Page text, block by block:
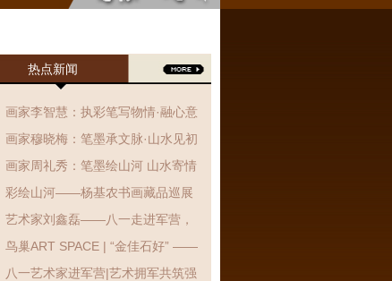
热点新闻
画家李智慧：执彩笔写物情·融心意
于丹青，国画作品赏析
画家穆晓梅：笔墨承文脉·山水见初
心、国画作品赏析
画家周礼秀：笔墨绘山河 山水寄情
怀
彩绘山河——杨基农书画藏品巡展
艺术家刘鑫磊——八一走进军营，
翰墨抒拥军情·丹青致敬子弟兵
鸟巢ART SPACE | “金佳石好” ——
金石拓片艺术展展览现场!
八一艺术家进军营|艺术拥军共筑强